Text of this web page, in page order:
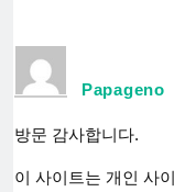
Papageno
방문 감사합니다.
이 사이트는 개인 사